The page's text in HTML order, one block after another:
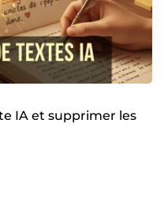
IA et supprimer les